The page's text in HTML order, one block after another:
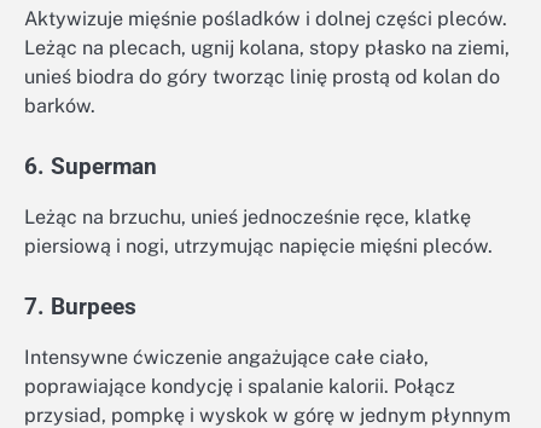
Aktywizuje mięśnie pośladków i dolnej części pleców.
Leżąc na plecach, ugnij kolana, stopy płasko na ziemi,
unieś biodra do góry tworząc linię prostą od kolan do
barków.
6. Superman
Leżąc na brzuchu, unieś jednocześnie ręce, klatkę
piersiową i nogi, utrzymując napięcie mięśni pleców.
7. Burpees
Intensywne ćwiczenie angażujące całe ciało,
poprawiające kondycję i spalanie kalorii. Połącz
przysiad, pompkę i wyskok w górę w jednym płynnym